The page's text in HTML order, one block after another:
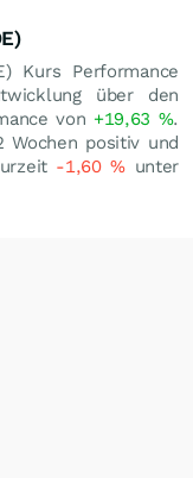
Kurs Performance
über den
von +19,63 %.
positiv und
-1,60% unter